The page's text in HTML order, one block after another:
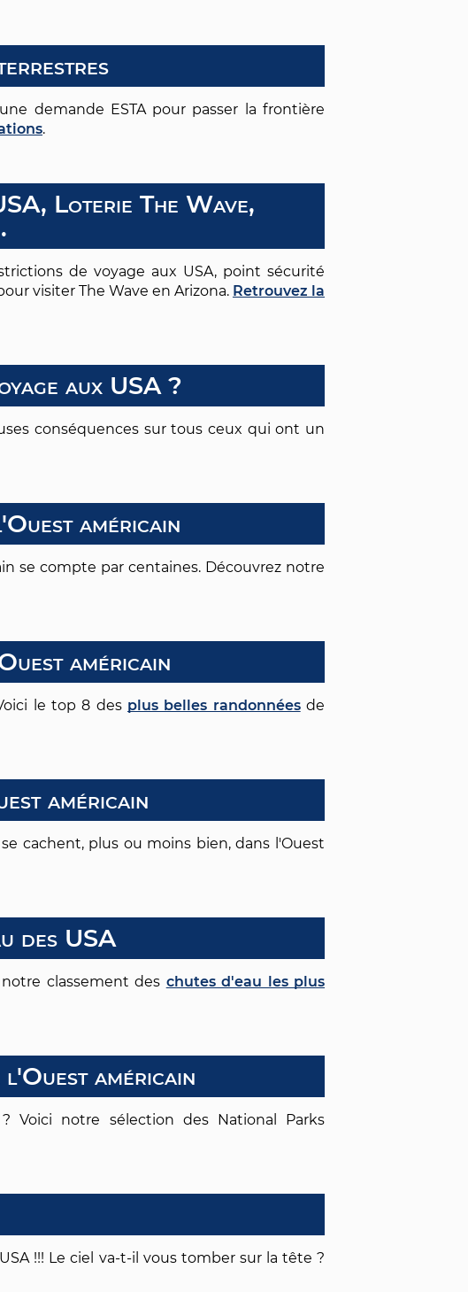
demande ESTA pour passer la frontière
.
Loterie The Wave,
de voyage aux USA, point sécurité
visiter The Wave en Arizona. Retrouvez la
aux USA ?
conséquences sur tous ceux qui ont un
américain
se compte par centaines. Découvrez notre
américain
le top 8 des plus belles randonnéesde
américain
cachent, plus ou moins bien, dans l'Ouest
des USA
classement des chutes d'eau les plus
l'Ouest américain
Voici notre sélection des National Parks
!!! Le ciel va-t-il vous tomber sur la tête ?